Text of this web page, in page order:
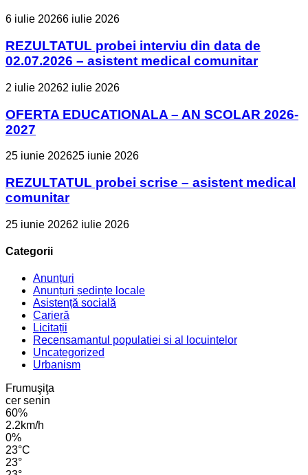
6 iulie 20266 iulie 2026
REZULTATUL probei interviu din data de
02.07.2026 – asistent medical comunitar
2 iulie 20262 iulie 2026
OFERTA EDUCATIONALA – AN SCOLAR 2026-
2027
25 iunie 202625 iunie 2026
REZULTATUL probei scrise – asistent medical
comunitar
25 iunie 20262 iulie 2026
Categorii
Anunțuri
Anunțuri ședințe locale
Asistență socială
Carieră
Licitații
Recensamantul populatiei si al locuintelor
Uncategorized
Urbanism
Frumuşiţa
cer senin
60%
2.2km/h
0%
23°C
23°